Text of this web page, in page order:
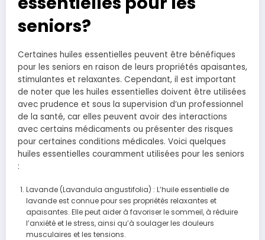
seniors?
Certaines huiles essentielles peuvent être bénéfiques
pour les seniors en raison de leurs propriétés apaisantes,
stimulantes et relaxantes. Cependant, il est important
de noter que les huiles essentielles doivent être utilisées
avec prudence et sous la supervision d’un professionnel
de la santé, car elles peuvent avoir des interactions
avec certains médicaments ou présenter des risques
pour certaines conditions médicales. Voici quelques
huiles essentielles couramment utilisées pour les seniors
:
Lavande (Lavandula angustifolia) : L’huile essentielle de
lavande est connue pour ses propriétés relaxantes et
apaisantes. Elle peut aider à favoriser le sommeil, à réduire
l’anxiété et le stress, ainsi qu’à soulager les douleurs
musculaires et les tensions.